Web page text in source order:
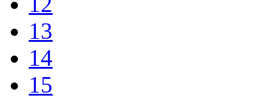
13
14
15